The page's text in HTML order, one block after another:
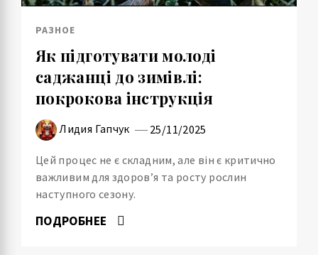
РАЗНОЕ
Як підготувати молоді
саджанці до зимівлі:
покрокова інструкція
Лидия Гапчук 25/11/2025
Цей процес не є складним, але він є критично
важливим для здоров’я та росту рослин
наступного сезону.
ПОДРОБНЕЕ